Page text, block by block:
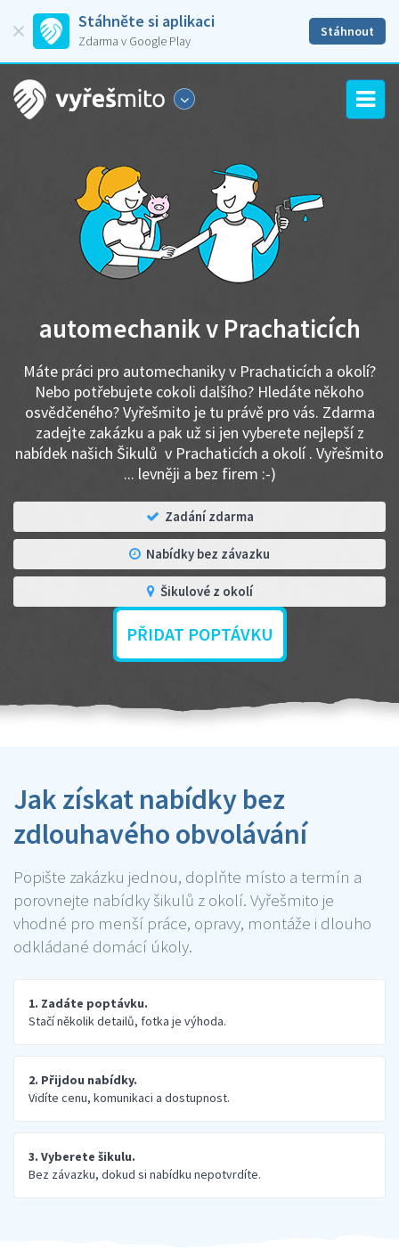
Stáhněte si aplikaci
Zdarma v Google Play
Stáhnout
automechanik v Prachaticích
Máte práci pro automechaniky v Prachaticích a okolí?
Nebo potřebujete cokoli dalšího? Hledáte někoho
osvědčeného? Vyřešmito je tu právě pro vás. Zdarma
zadejte zakázku a pak už si jen vyberete nejlepší z
nabídek našich Šikulů v Prachaticích a okolí . Vyřešmito
... levněji a bez firem :-)
Zadání zdarma
Nabídky bez závazku
Šikulové z okolí
PŘIDAT POPTÁVKU
Jak získat nabídky bez
zdlouhavého obvolávání
Popište zakázku jednou, doplňte místo a termín a
porovnejte nabídky šikulů z okolí. Vyřešmito je
vhodné pro menší práce, opravy, montáže i dlouho
odkládané domácí úkoly.
1. Zadáte poptávku.
Stačí několik detailů, fotka je výhoda.
2. Přijdou nabídky.
Vidíte cenu, komunikaci a dostupnost.
3. Vyberete šikulu.
Bez závazku, dokud si nabídku nepotvrdíte.